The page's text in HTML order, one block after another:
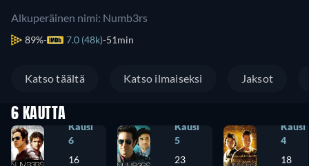
Alkuperäinen nimi: Numb3rs
89% 7.0 (48k) 51min
Katso täältä Katso ilmaiseksi Jaksot
6 KAUTTA
Kausi
6
16
Kausi
5
23
Kausi
4
18